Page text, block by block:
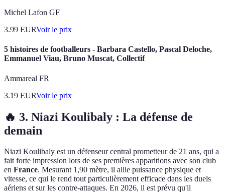
Michel Lafon GF
3.99 EURVoir le prix
5 histoires de footballeurs - Barbara Castello, Pascal Deloche,
Emmanuel Viau, Bruno Muscat, Collectif
Ammareal FR
3.19 EURVoir le prix
🔥 3. Niazi Koulibaly : La défense de
demain
Niazi Koulibaly est un défenseur central prometteur de 21 ans, qui a
fait forte impression lors de ses premières apparitions avec son club
en France. Mesurant 1,90 mètre, il allie puissance physique et
vitesse, ce qui le rend tout particulièrement efficace dans les duels
aériens et sur les contre-attaques. En 2026, il est prévu qu'il